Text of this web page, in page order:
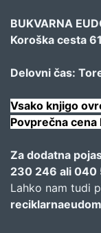
BUKVARNA
Koroška cesta
Delovni čas:
Vsako knjigo
Povprečna cena
Za dodatna
230 246 ali 040
Lahko nam tudi